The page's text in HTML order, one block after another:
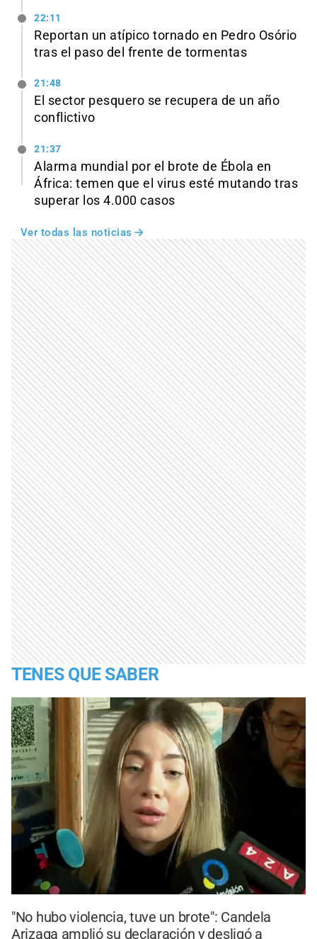
22:11
Reportan un atípico tornado en Pedro Osório
tras el paso del frente de tormentas
21:48
El sector pesquero se recupera de un año
conflictivo
21:37
Alarma mundial por el brote de Ébola en
África: temen que el virus esté mutando tras
superar los 4.000 casos
Ver todas las noticias
TENES QUE SABER
"No hubo violencia, tuve un brote": Candela
Arizaga amplió su declaración y desligó a